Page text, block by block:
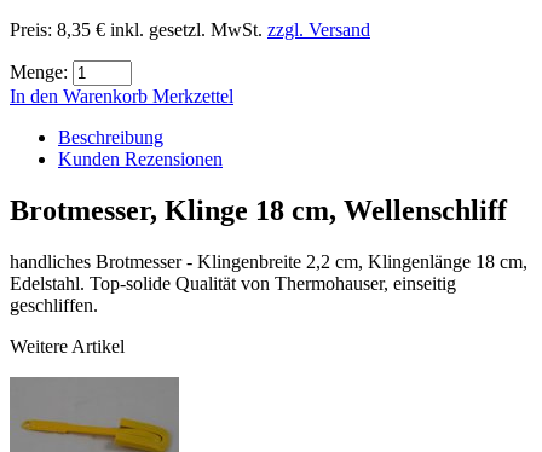
Preis: 8,35 € inkl. gesetzl. MwSt. zzgl. Versand
Menge:
In den Warenkorb Merkzettel
Beschreibung
Kunden Rezensionen
Brotmesser, Klinge 18 cm, Wellenschliff
handliches Brotmesser - Klingenbreite 2,2 cm, Klingenlänge 18 cm,
Edelstahl. Top-solide Qualität von Thermohauser, einseitig
geschliffen.
Weitere Artikel